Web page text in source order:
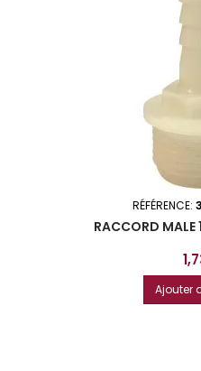
RÉFÉRENCE:
RACCORD
Ajouter